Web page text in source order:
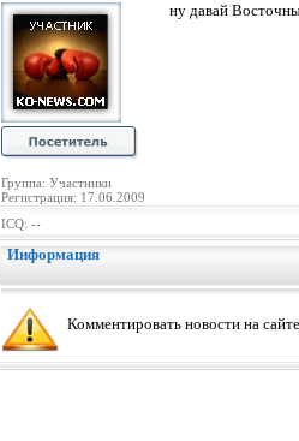
Группа: Участники
Регистрация: 17.06.2009
ну давай
ICQ: --
Информация
Комментировать новости на